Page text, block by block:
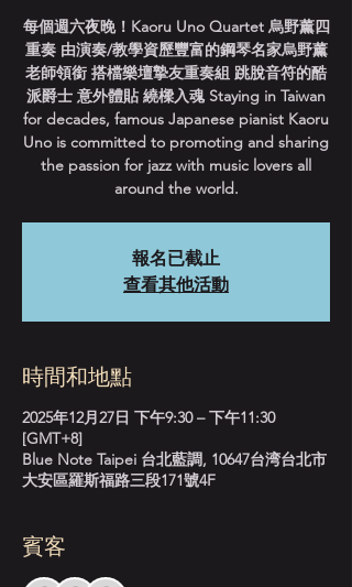
每個週六夜晚！Kaoru Uno Quartet 烏野薰四
重奏 由演奏/教學資歷豐富的鋼琴名家烏野薰
老師領銜 搭檔樂壇摯友重奏組 跳脫音符的酷
派爵士 意外體貼 繞樑入魂 Staying in Taiwan
for decades, famous Japanese pianist Kaoru
Uno is committed to promoting and sharing
the passion for jazz with music lovers all
around the world.
報名已截止
查看其他活動
時間和地點
2025年12月27日 下午9:30 – 下午11:30
[GMT+8]
Blue Note Taipei 台北藍調, 10647台湾台北市
大安區羅斯福路三段171號4F
賓客